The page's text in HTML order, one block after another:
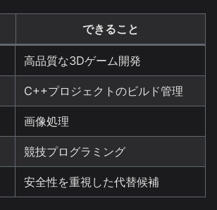
できること
高品質な3Dゲーム開発
C++プロジェクトのビルド管理
画像処理
競技プログラミング
安全性を重視した代替候補